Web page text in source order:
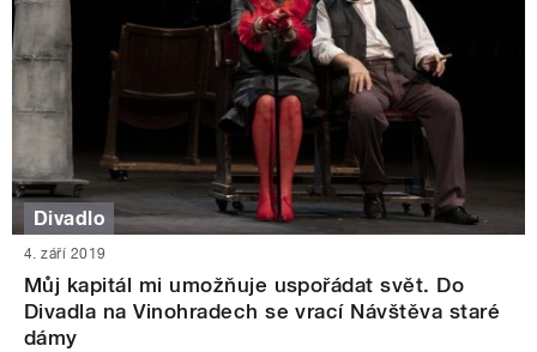
Divadlo
4. září 2019
Můj kapitál mi umožňuje uspořádat svět. Do
Divadla na Vinohradech se vrací Návštěva staré
dámy